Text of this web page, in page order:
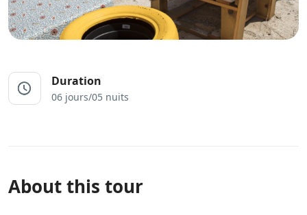
Duration
06 jours/05 nuits
About this tour